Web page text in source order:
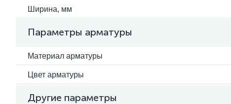
Ширина, мм
Параметры арматуры
Материал арматуры
Цвет арматуры
Другие параметры